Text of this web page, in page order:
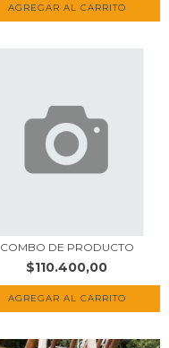
AGREGAR AL CARRITO
COMBO DE PRODUCTO
$110.400,00